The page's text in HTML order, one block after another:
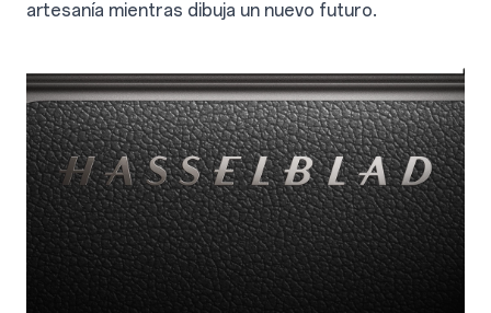
artesanía mientras dibuja un nuevo futuro.